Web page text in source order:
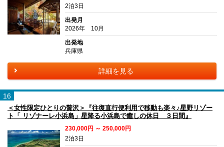
2泊3日
出発月
2026年 10月
出発地
兵庫県
詳細を見る
16
＜女性限定ひとりの贅沢＞『往復直行便利用で移動も楽々♪星野リゾー
ト「 リゾナーレ小浜島」星降る小浜島で癒しの休日 ３日間』
230,000円 ～ 250,000円
2泊3日